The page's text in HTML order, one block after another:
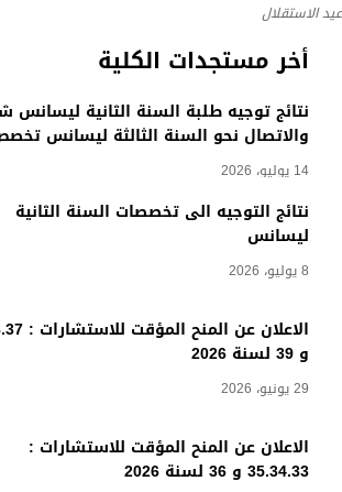
أخر مستجدات الكلية
نتائج توجيه طلبة السنة الثانية ليسانس
والاتصال نحو السنة الثالثة ليسانس
14 يوليو، 2026
نتائج التوجيه الى تخصصات السنة الثانية
ليسانس
8 يوليو، 2026
الاعلان عن المنح
و 39 لسنة 2026
29 يونيو، 2026
الاعلان عن المنح المؤقت للاستشارات :
35.34.33 و 36 لسنة 2026
عيد الاستقلال